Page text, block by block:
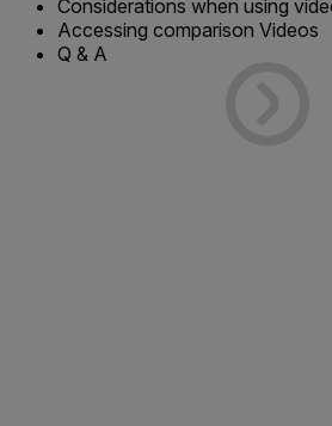
Considerations when using
Accessing comparison Videos
Q & A